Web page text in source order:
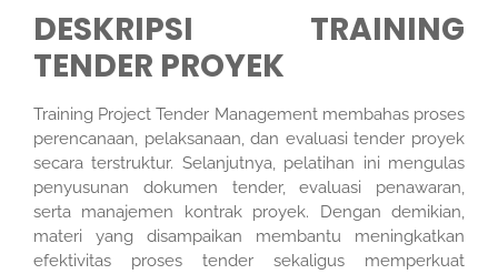
DESKRIPSI TRAINING
TENDER PROYEK
Training Project Tender Management membahas proses
perencanaan, pelaksanaan, dan evaluasi tender proyek
secara terstruktur. Selanjutnya, pelatihan ini mengulas
penyusunan dokumen tender, evaluasi penawaran,
serta manajemen kontrak proyek. Dengan demikian,
materi yang disampaikan membantu meningkatkan
efektivitas proses tender sekaligus memperkuat